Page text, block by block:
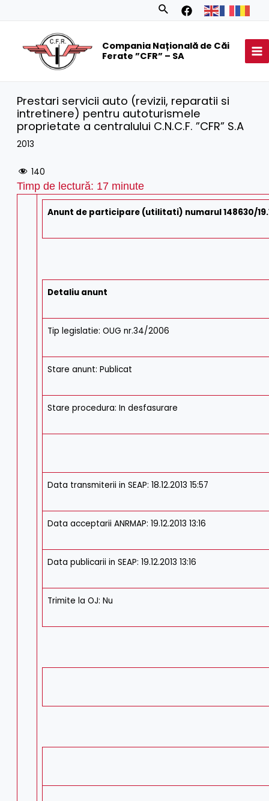
Search
Compania Națională de Căi
Ferate ”CFR” – SA
Prestari servicii auto (revizii, reparatii si
intretinere) pentru autoturismele
proprietate a centralului C.N.C.F. ”CFR” S.A
2013
140
Timp de lectură: 17 minute
Anunt de participare (utilitati) numarul 148630/
Detaliu anunt
Tip legislatie: OUG nr.34/2006
Stare anunt: Publicat
Stare procedura: In desfasurare
Data transmiterii in SEAP: 18.12.2013 15:57
Data acceptarii ANRMAP: 19.12.2013 13:16
Data publicarii in SEAP: 19.12.2013 13:16
Trimite la OJ: Nu